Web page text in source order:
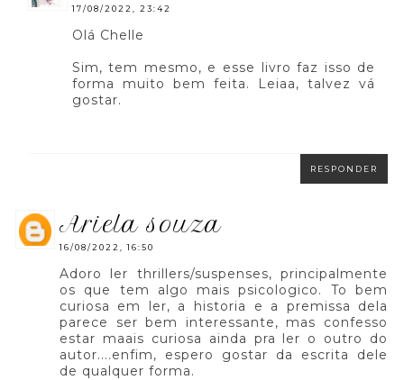
17/08/2022, 23:42
Olá Chelle
Sim, tem mesmo, e esse livro faz isso de
forma muito bem feita. Leiaa, talvez vá
gostar.
RESPONDER
ariela souza
16/08/2022, 16:50
Adoro ler thrillers/suspenses, principalmente
os que tem algo mais psicologico. To bem
curiosa em ler, a historia e a premissa dela
parece ser bem interessante, mas confesso
estar maais curiosa ainda pra ler o outro do
autor....enfim, espero gostar da escrita dele
de qualquer forma.